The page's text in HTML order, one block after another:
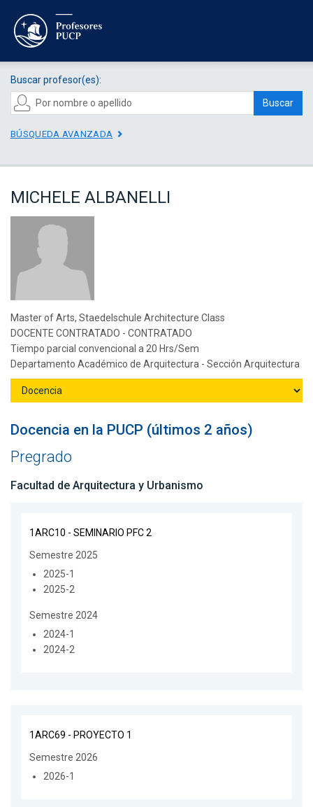
Buscar profesor(es):
Buscar
BÚSQUEDA AVANZADA
MICHELE ALBANELLI
Master of Arts, Staedelschule Architecture Class
DOCENTE CONTRATADO - CONTRATADO
Tiempo parcial convencional a 20 Hrs/Sem
Departamento Académico de Arquitectura - Sección Arquitectura
Docencia en la PUCP (últimos 2 años)
Pregrado
Facultad de Arquitectura y Urbanismo
1ARC10 - SEMINARIO PFC 2
Semestre 2025
2025-1
2025-2
Semestre 2024
2024-1
2024-2
1ARC69 - PROYECTO 1
Semestre 2026
2026-1